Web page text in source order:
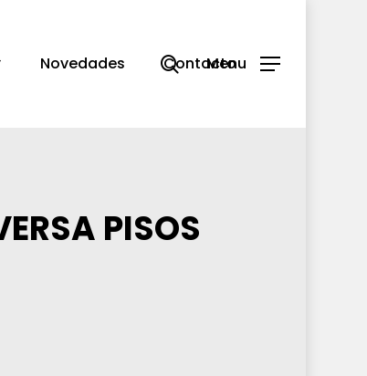
Novedades Contacto
search
Menu
PISOS